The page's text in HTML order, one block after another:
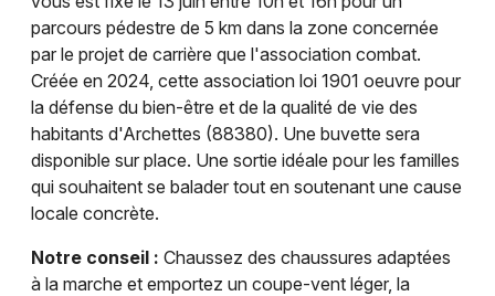
parcours pédestre de 5 km dans la zone concernée
par le projet de carrière que l'association combat.
Créée en 2024, cette association loi 1901 oeuvre pour
la défense du bien-être et de la qualité de vie des
habitants d'Archettes (88380). Une buvette sera
disponible sur place. Une sortie idéale pour les familles
qui souhaitent se balader tout en soutenant une cause
locale concrète.
Notre conseil : Chaussez des chaussures adaptées
à la marche et emportez un coupe-vent léger, la